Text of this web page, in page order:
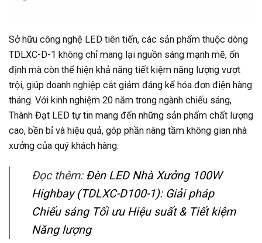
Sở hữu công nghệ LED tiên tiến, các sản phẩm thuộc dòng
TDLXC-D-1 không chỉ mang lại nguồn sáng mạnh mẽ, ổn
định mà còn thể hiện khả năng tiết kiệm năng lượng vượt
trội, giúp doanh nghiệp cắt giảm đáng kể hóa đơn điện hàng
tháng. Với kinh nghiệm 20 năm trong ngành chiếu sáng,
Thành Đạt LED tự tin mang đến những sản phẩm chất lượng
cao, bền bỉ và hiệu quả, góp phần nâng tầm không gian nhà
xưởng của quý khách hàng.
Đọc thêm: Đèn LED Nhà Xưởng 100W
Highbay (TDLXC-D100-1): Giải pháp
Chiếu sáng Tối ưu Hiệu suất & Tiết kiệm
Năng lượng